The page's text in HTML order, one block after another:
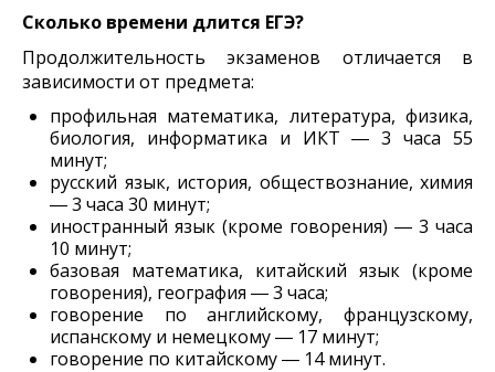
Сколько времени длится ЕГЭ?
Продолжительность экзаменов отличается в
зависимости от предмета:
профильная математика, литература, физика,
биология, информатика и ИКТ ― 3 часа 55
минут;
русский язык, история, обществознание, химия
― 3 часа 30 минут;
иностранный язык (кроме говорения) ― 3 часа
10 минут;
базовая математика, китайский язык (кроме
говорения), география ― 3 часа;
говорение по английскому, французскому,
испанскому и немецкому ― 17 минут;
говорение по китайскому ― 14 минут.